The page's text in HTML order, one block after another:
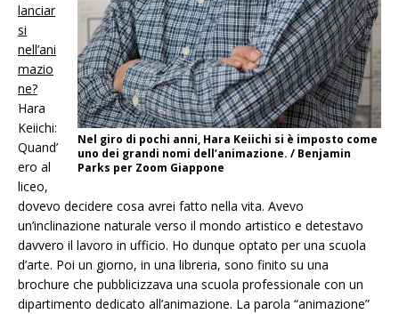
Nel giro di pochi anni, Hara Keiichi si è imposto come
uno dei grandi nomi dell’animazione. / Benjamin
Parks per Zoom Giappone
lanciar
si
nell’ani
mazio
ne?
Hara
Keiichi:
Quand’
ero al
liceo,
dovevo decidere cosa avrei fatto nella vita. Avevo
un’inclinazione naturale verso il mondo artistico e detestavo
davvero il lavoro in ufficio. Ho dunque optato per una scuola
d’arte. Poi un giorno, in una libreria, sono finito su una
brochure che pubblicizzava una scuola professionale con un
dipartimento dedicato all’animazione. La parola “animazione”